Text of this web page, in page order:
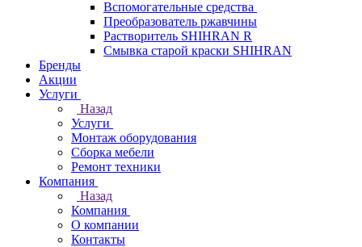
Вспомогательные средства
Преобразователь ржавчины
Растворитель SHIHRAN R
Смывка старой краски SHIHRAN
Бренды
Акции
Услуги
Назад
Услуги
Монтаж оборудования
Сборка мебели
Ремонт техники
Компания
Назад
Компания
О компании
Контакты